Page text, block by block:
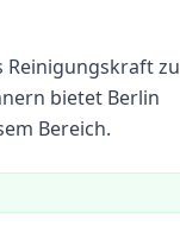
Reinigungskraftzu
bietet Berlin
Bereich.